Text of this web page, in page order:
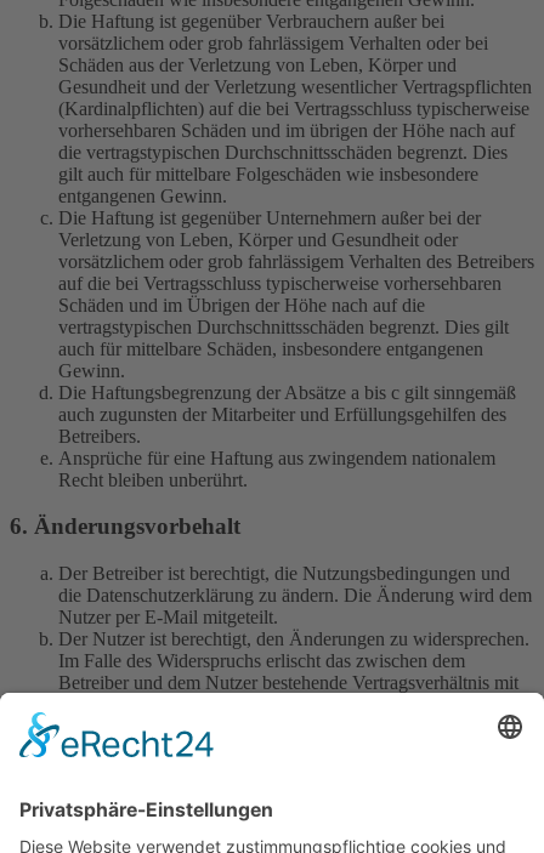
Die Haftung ist gegenüber Verbrauchern außer bei
vorsätzlichem oder grob fahrlässigem Verhalten oder bei
Schäden aus der Verletzung von Leben, Körper und
Gesundheit und der Verletzung wesentlicher Vertragspflichten
(Kardinalpflichten) auf die bei Vertragsschluss typischerweise
vorhersehbaren Schäden und im übrigen der Höhe nach auf
die vertragstypischen Durchschnittsschäden begrenzt. Dies
gilt auch für mittelbare Folgeschäden wie insbesondere
entgangenen Gewinn.
Die Haftung ist gegenüber Unternehmern außer bei der
Verletzung von Leben, Körper und Gesundheit oder
vorsätzlichem oder grob fahrlässigem Verhalten des Betreibers
auf die bei Vertragsschluss typischerweise vorhersehbaren
Schäden und im Übrigen der Höhe nach auf die
vertragstypischen Durchschnittsschäden begrenzt. Dies gilt
auch für mittelbare Schäden, insbesondere entgangenen
Gewinn.
Die Haftungsbegrenzung der Absätze a bis c gilt sinngemäß
auch zugunsten der Mitarbeiter und Erfüllungsgehilfen des
Betreibers.
Ansprüche für eine Haftung aus zwingendem nationalem
Recht bleiben unberührt.
6. Änderungsvorbehalt
Der Betreiber ist berechtigt, die Nutzungsbedingungen und
die Datenschutzerklärung zu ändern. Die Änderung wird dem
Nutzer per E-Mail mitgeteilt.
Der Nutzer ist berechtigt, den Änderungen zu widersprechen.
Im Falle des Widerspruchs erlischt das zwischen dem
Betreiber und dem Nutzer bestehende Vertragsverhältnis mit
Die Änderungen gelten als anerkannt und verbindlich, wenn
der Nutzer den Änderungen zugestimmt hat.
sind in der Datenschutzerklärung enthalten.